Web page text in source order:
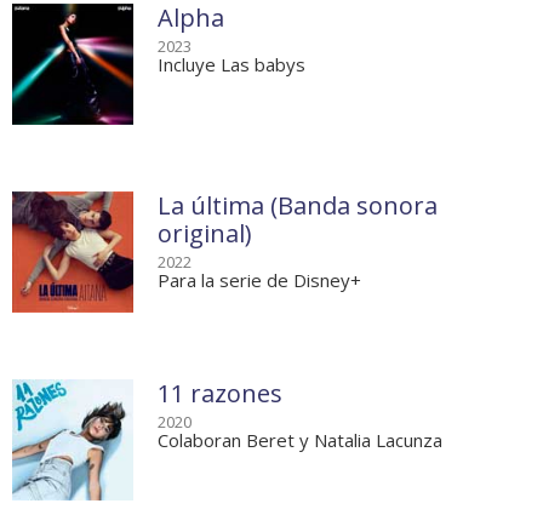
Alpha
2023
Incluye Las babys
La última (Banda sonora
original)
2022
Para la serie de Disney+
11 razones
2020
Colaboran Beret y Natalia Lacunza